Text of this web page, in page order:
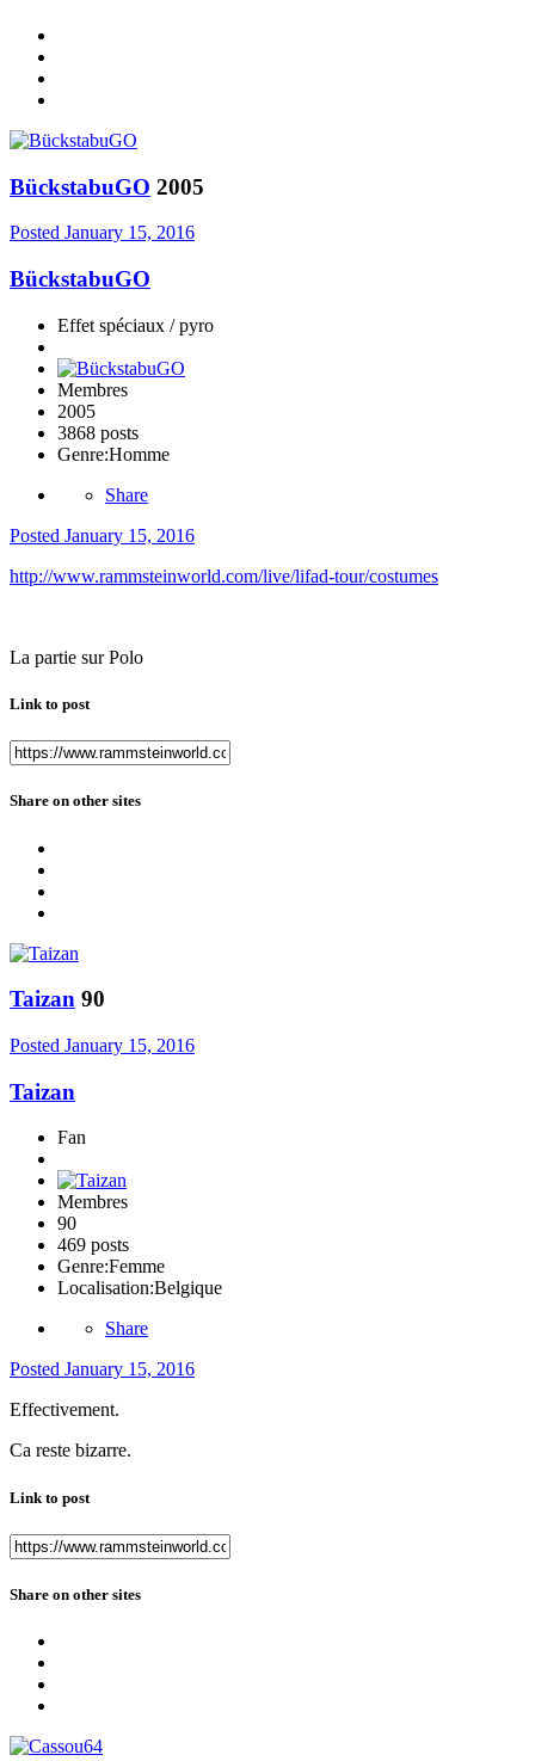
BückstabuGO 2005
Posted January 15, 2016
BückstabuGO
Effet spéciaux / pyro
Membres
2005
3868 posts
Genre:Homme
Share
Posted January 15, 2016
http://www.rammsteinworld.com/live/lifad-tour/costumes
La partie sur Polo
Link to post
Share on other sites
Taizan 90
Posted January 15, 2016
Taizan
Fan
Membres
90
469 posts
Genre:Femme
Localisation:Belgique
Share
Posted January 15, 2016
Effectivement.
Ca reste bizarre.
Link to post
Share on other sites